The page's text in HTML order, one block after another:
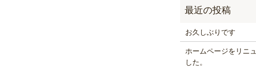
お久しぶりです
ホームページをリニ
した。